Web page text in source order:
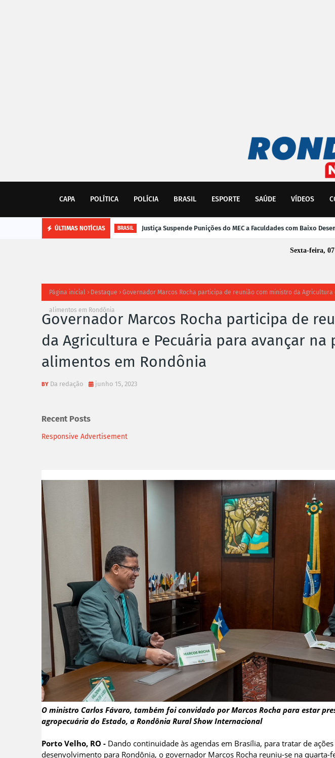
CAPA POLÍTICA POLÍCIA BRASIL ESPORTE SAÚDE VÍDEOS
ÚLTIMAS NOTÍCIAS BRASIL Justiça Suspende Punições do MEC a Faculdades com Baixo
Sexta-feira,
Página inicial Destaque Governador Marcos Rocha participa de reunião com ministro da
alimentos em Rondônia
Governador Marcos Rocha participa de
da Agricultura e Pecuária para avançar na
alimentos em Rondônia
Da redação junho 15, 2023
Recent Posts
Responsive Advertisement
O ministro Carlos Fávaro, também foi convidado por Marcos Rocha para estar
agropecuária do Estado, a Rondônia Rural Show Internacional
Porto Velho, RO - Dando continuidade às agendas em Brasília, para tratar de
desenvolvimento para Rondônia, o governador Marcos Rocha reuniu-se na quarta-